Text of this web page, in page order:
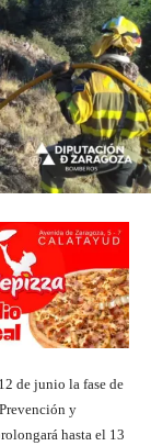
de junio la fase de
y
hasta el 13